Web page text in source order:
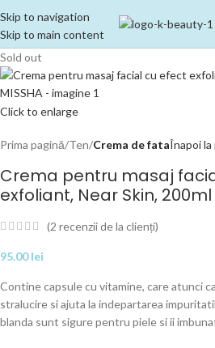
Skip to navigation
Skip to main content
Sold out
Click to enlarge
Prima pagină Ten Crema de fataÎnapoi
Crema pentru masaj
exfoliant, Near Skin, 200ml
(2 recenzii de la clienți)
95.00lei
Contine capsule cu vitamine, care atunci
stralucire si ajuta la indepartarea
blanda sunt sigure pentru piele si ii